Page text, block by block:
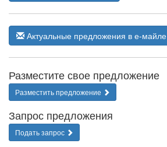
Актуальные предложения в е-майле
Разместите свое предложение
Разместить предложение
Запрос предложения
Подать запрос